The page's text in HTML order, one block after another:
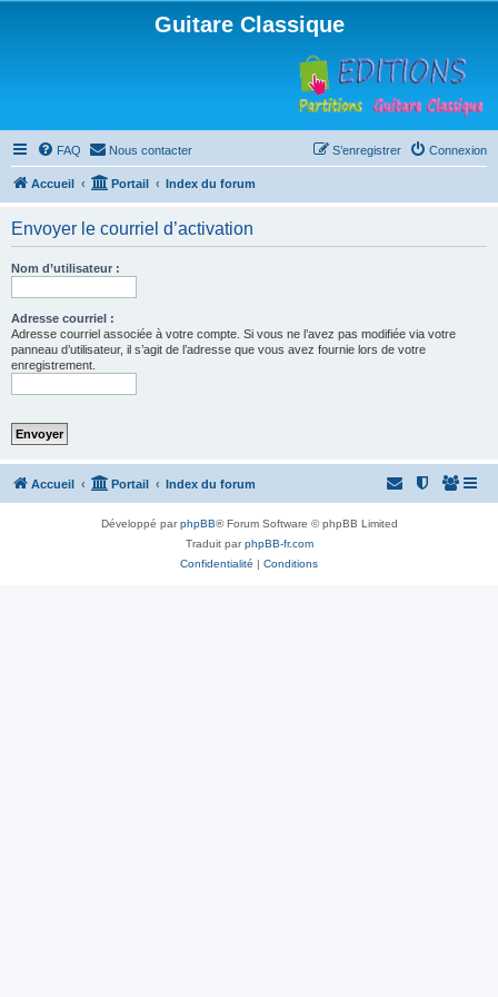
Guitare Classique
FAQ Nous contacter Connexion
S’enregistrer
Accueil Portail Index du forum
Envoyer le courriel d’activation
Nom d’utilisateur :
Adresse courriel :
Adresse courriel associée à votre compte. Si vous ne l’avez pas modifiée via votre
panneau d’utilisateur, il s’agit de l’adresse que vous avez fournie lors de votre
enregistrement.
Accueil Portail Index du forum
Développé parphpBB® Forum Software © phpBB Limited
Traduit parphpBB-fr.com
Confidentialité | Conditions